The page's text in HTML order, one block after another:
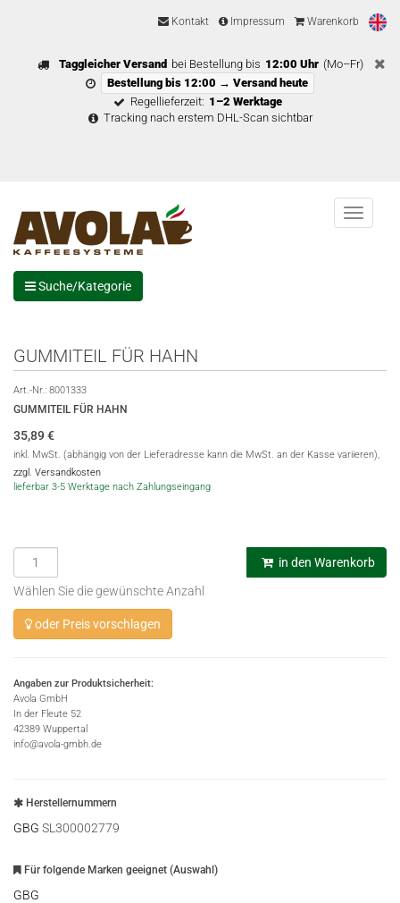
Kontakt Impressum Warenkorb
Taggleicher Versand bei Bestellung bis 12:00 Uhr (Mo–Fr)
Bestellung bis 12:00 → Versand heute
Regellieferzeit: 1–2 Werktage
Tracking nach erstem DHL-Scan sichtbar
Menu
Suche/Kategorie
GUMMITEIL FÜR HAHN
Art.-Nr.: 8001333
GUMMITEIL FÜR HAHN
35,89€
inkl. MwSt. (abhängig von der Lieferadresse kann die MwSt. an der Kasse variieren),
zzgl. Versandkosten
lieferbar 3-5 Werktage nach Zahlungseingang
in den Warenkorb
Wählen Sie die gewünschte Anzahl
oder Preis vorschlagen
Angaben zur Produktsicherheit:
Avola GmbH
In der Fleute 52
42389 Wuppertal
info@avola-gmbh.de
Herstellernummern
GBG SL300002779
Für folgende Marken geeignet (Auswahl)
GBG